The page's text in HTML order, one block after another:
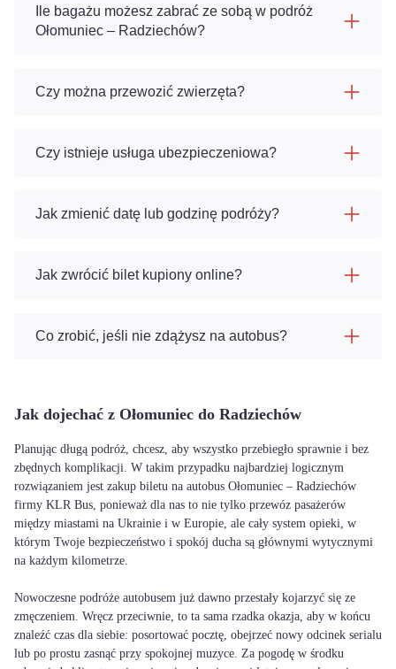
Ile bagażu możesz zabrać ze sobą w podróż
Ołomuniec – Radziechów?
Czy można przewozić zwierzęta?
Czy istnieje usługa ubezpieczeniowa?
Jak zmienić datę lub godzinę podróży?
Jak zwrócić bilet kupiony online?
Co zrobić, jeśli nie zdążysz na autobus?
Jak dojechać z Ołomuniec do Radziechów
Planując długą podróż, chcesz, aby wszystko przebiegło sprawnie i bez
zbędnych komplikacji. W takim przypadku najbardziej logicznym
rozwiązaniem jest zakup biletu na autobus Ołomuniec – Radziechów
firmy KLR Bus, ponieważ dla nas to nie tylko przewóz pasażerów
między miastami na Ukrainie i w Europie, ale cały system opieki, w
którym Twoje bezpieczeństwo i spokój ducha są głównymi wytycznymi
na każdym kilometrze.
Nowoczesne podróże autobusem już dawno przestały kojarzyć się ze
zmęczeniem. Wręcz przeciwnie, to ta sama rzadka okazja, aby w końcu
znaleźć czas dla siebie: posortować pocztę, obejrzeć nowy odcinek serialu
lub po prostu zasnąć przy spokojnej muzyce. Za pogodę w środku